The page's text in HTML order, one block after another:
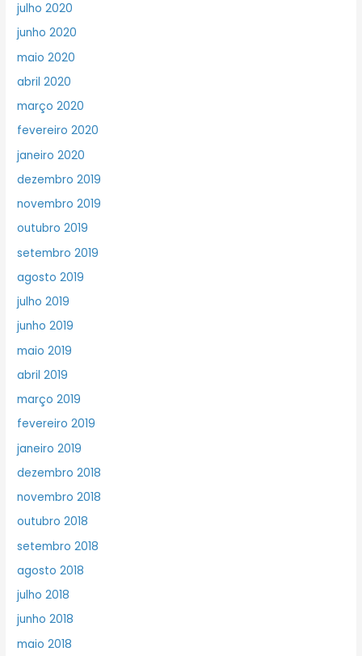
julho 2020
junho 2020
maio 2020
abril 2020
março 2020
fevereiro 2020
janeiro 2020
dezembro 2019
novembro 2019
outubro 2019
setembro 2019
agosto 2019
julho 2019
junho 2019
maio 2019
abril 2019
março 2019
fevereiro 2019
janeiro 2019
dezembro 2018
novembro 2018
outubro 2018
setembro 2018
agosto 2018
julho 2018
junho 2018
maio 2018